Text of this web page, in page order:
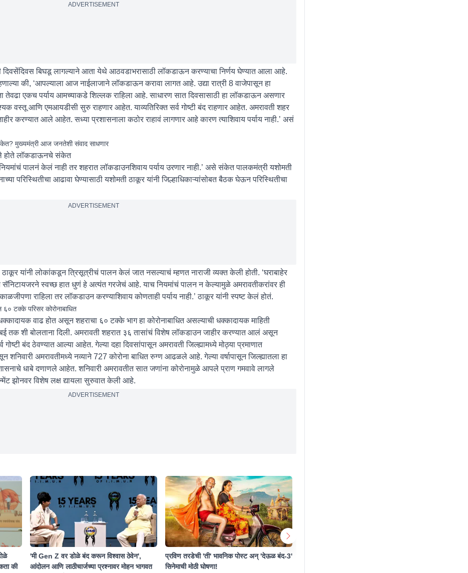
ADVERTISEMENT
दिवसेंदिवस बिघडू लागल्याने आता येथे आठवडाभरासाठी लॉकडाऊन करण्याचा निर्णय घेण्यात आला आहे.
की, ‘आपल्याला आज नाईलाजाने लॉकडाऊन करावा लागत आहे. उद्या रात्री 8 वाजेपासून हा
एकच पर्याय आमच्याकडे शिल्लक राहिला आहे. साधारण सात दिवसासाठी हा लॉकडाऊन असणार
वस्तू आणि एमआयडीसी सुरु राहणार आहेत. याव्यतिरिक्त सर्व गोष्टी बंद राहणार आहेत. अमरावती शहर
करण्यात आले आहेत. सध्या प्रशासनाला कठोर राहावं लागणार आहे कारण त्याशिवाय पर्याय नाही.’ असं
मुख्यमंत्री आज जनतेशी संवाद साधणार
होते लॉकडाऊनचे संकेत
नियमांचं पालनं केलं नाही तर शहरात लॉकडाउनशिवाय पर्याय उरणार नाही.’ असे संकेत पालकमंत्री यशोमती
परिस्थितीचा आढावा घेण्यासाठी यशोमती ठाकूर यांनी जिल्हाधिकाऱ्यांसोबत बैठक घेऊन परिस्थितीचा
ADVERTISEMENT
ठाकूर यांनी लोकांकडून त्रिसूत्रीचं पालन केलं जात नसल्याचं म्हणत नाराजी व्यक्त केली होती. ‘घराबाहेर
स्वच्छ हात धुणं हे अत्यंत गरजेचं आहे. याच नियमांचं पालन न केल्यामुळे अमरावतीकरांवर ही
राहिला तर लॉकडाउन करण्याशिवाय कोणताही पर्याय नाही.’ ठाकूर यांनी स्पष्ट केलं होतं.
टक्के परिसर कोरोनाबाधित
वाढ होत असून शहराचा ६० टक्के भाग हा कोरोनाबाधित असल्याची धक्कादायक माहिती
तक शी बोलताना दिली. अमरावती शहरात ३६ तासांचं विशेष लॉकडाउन जाहीर करण्यात आलं असून
बंद ठेवण्यात आल्या आहेत. गेल्या दहा दिवसांपासून अमरावती जिल्ह्यामध्ये मोठ्या प्रमाणात
शनिवारी अमरावतीमध्ये नव्याने 727 कोरोना बाधित रुग्ण आढळले आहे. गेल्या वर्षापासून जिल्ह्यातला हा
धाबे दणाणले आहेत. शनिवारी अमरावतीत सात जणांना कोरोनामुळे आपले प्राण गमवावे लागले
झोनवर विशेष लक्ष द्यायला सुरुवात केली आहे.
ADVERTISEMENT
की
'मी Gen Z वर डोळे बंद करून विश्वास ठेवेन',
आंदोलन आणि लाठीचार्जच्या प्रश्नावर मोहन भागवत
प्रविण तरडेची 'ती' भावनिक पोस्ट अन् 'देऊळ बंद-3'
सिनेमाची मोठी घोषणा!